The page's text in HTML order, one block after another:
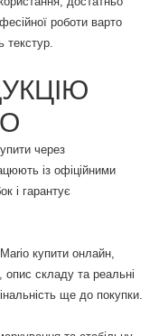
роботи варто
текстур.
через
із офіційними
і гарантує
купити онлайн,
опис складу та реальні
ще до покупки.